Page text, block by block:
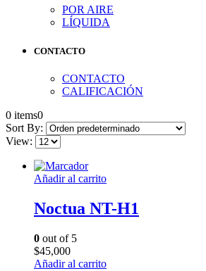
POR AIRE
LÍQUIDA
CONTACTO
CONTACTO
CALIFICACIÓN
0 items0
Sort By:
View:
Añadir al carrito
Noctua NT-H1
0 out of 5
$45,000
Añadir al carrito